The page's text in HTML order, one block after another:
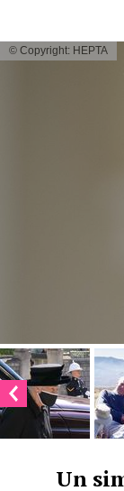
© Copyright: HEPTA
Un